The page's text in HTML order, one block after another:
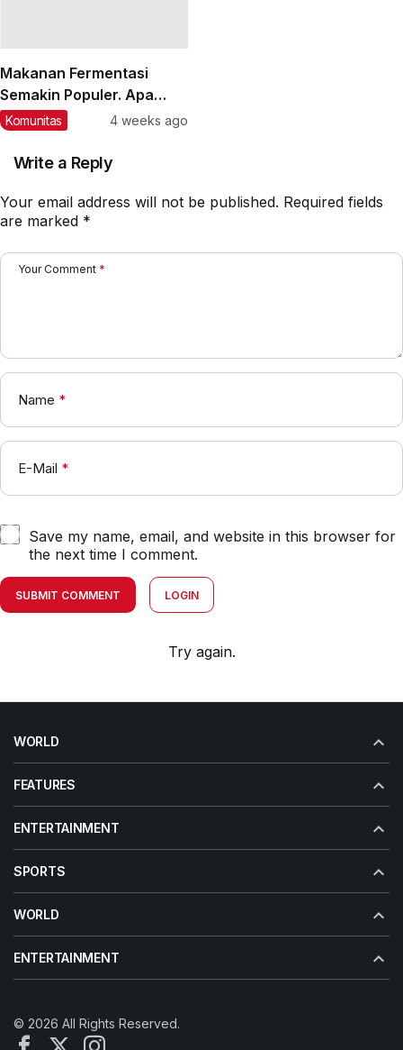
Makanan Fermentasi
Semakin Populer. Apa
Manfaatnya bagi
Komunitas 4 weeks ago
Write a Reply
Your email address will not be published. Required fields
are marked *
Your Comment *
Name *
E-Mail *
Save my name, email, and website in this browser for
the next time I comment.
SUBMIT COMMENT LOGIN
Try again.
WORLD
FEATURES
ENTERTAINMENT
SPORTS
WORLD
ENTERTAINMENT
© 2026 All Rights Reserved.